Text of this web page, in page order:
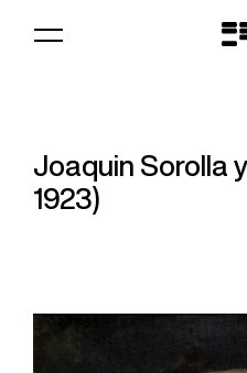
Joaquin Sorolla
1923)